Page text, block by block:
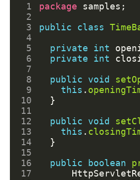
1 package samples ;
2
3
public class
4
5
private int
6
private int
7
8
public void
9
this .
10
}
11
12
public void
13
this .
14
}
15
16
public boolean
17